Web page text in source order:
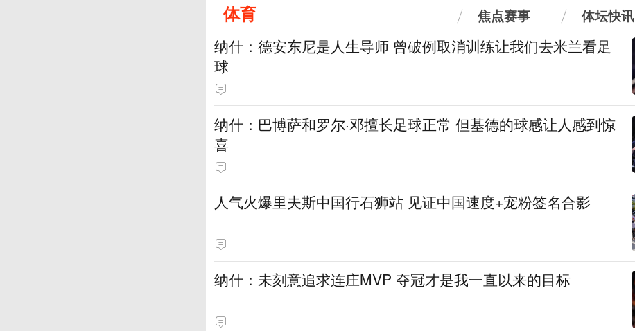
体育 焦点赛事 体坛快讯
纳什：德安东尼是人生导师 曾破例取消训练让我们去米兰看足
球
纳什：巴博萨和罗尔·邓擅长足球正常 但基德的球感让人感到惊
喜
人气火爆里夫斯中国行石狮站 见证中国速度+宠粉签名合影
纳什：未刻意追求连庄MVP 夺冠才是我一直以来的目标